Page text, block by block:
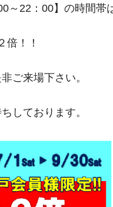
～22：00】 の時間帯
倍！！
ご来場下さい。
しております。